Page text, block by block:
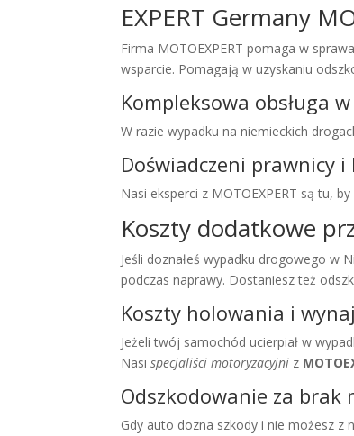
EXPERT Germany
Firma MOTOEXPERT pomaga w
wsparcie. Pomagają w uzyskaniu
Kompleksowa obsługa
W razie wypadku na niemieckich
Doświadczeni prawnicy
Nasi eksperci z MOTOEXPERT są tu,
Koszty dodatkowe
Jeśli doznałeś wypadku drogowego w
podczas naprawy. Dostaniesz też
Koszty holowania i
Jeżeli twój samochód ucierpiał w
Nasispecjaliści motoryzacyjni z
Odszkodowanie za brak
Gdy auto dozna szkody i nie możesz z